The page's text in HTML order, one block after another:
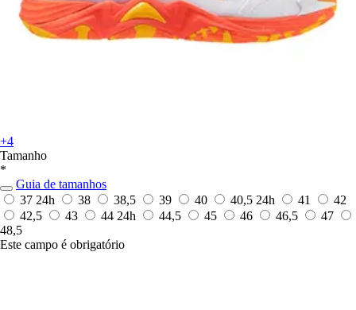
+4
Tamanho
*
Guia de tamanhos
37 24h 38 38,5 39 40 40,5 24h 41
42
42,5
43 44 24h 44,5 45 46 46,5
47
48,5
Este campo é obrigatório